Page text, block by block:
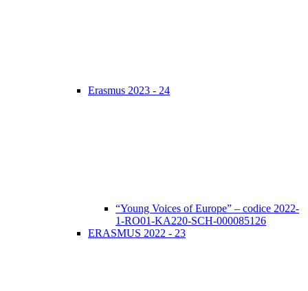
Erasmus 2023 - 24
“Young Voices of Europe” – codice 2022-
1-RO01-KA220-SCH-000085126
ERASMUS 2022 - 23